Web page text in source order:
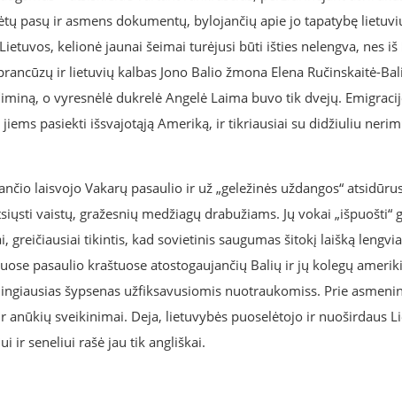
pasų ir asmens dokumentų, bylojančių apie jo tapatybę
kelionė jaunai šeimai turėjusi būti išties nelengva, nes
ir lietuvių kalbas Jono Balio žmona Elena Ručinskaitė-
o vyresnėlė dukrelė Angelė Laima buvo tik dvejų.
jiems pasiekti išsvajotąją Ameriką, ir tikriausiai su didžiuliu
laisvojo Vakarų pasaulio ir už „geležinės uždangos“
vaistų, gražesnių medžiagų drabužiams. Jų vokai „išpuošti“
greičiausiai tikintis, kad sovietinis saugumas šitokį laišką
pasaulio kraštuose atostogaujančių Balių ir jų kolegų
šypsenas užfiksavusiomis nuotraukomiss. Prie
anūkių sveikinimai. Deja, lietuvybės puoselėtojo ir nuoširdaus
ir seneliui rašė jau tik angliškai.